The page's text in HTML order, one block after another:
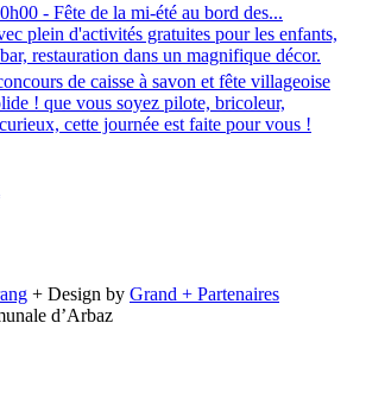
- Fête de la mi-été au bord des...
plein d'activités gratuites pour les enfants,
restauration dans un magnifique décor.
de caisse à savon et fête villageoise
! que vous soyez pilote, bricoleur,
cette journée est faite pour vous !
+ Design by Grand + Partenaires
d’Arbaz